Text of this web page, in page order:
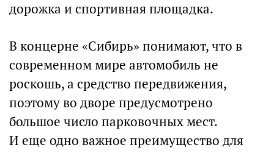
дорожка и спортивная площадка.
В концерне «Сибирь» понимают, что в
современном мире автомобиль не
роскошь, а средство передвижения,
поэтому во дворе предусмотрено
большое число парковочных мест.
И еще одно важное преимущество для